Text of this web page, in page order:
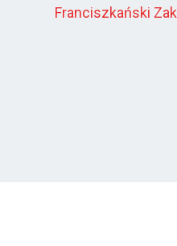
Franciszkański